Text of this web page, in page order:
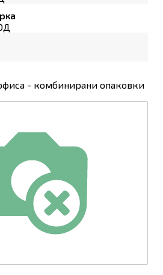
- комбинирани опаковки